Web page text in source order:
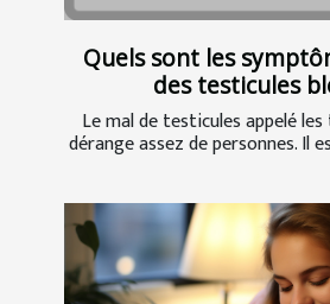
Quels sont les
des testicules
Le mal de testicules appelé
dérange assez de personnes. Il